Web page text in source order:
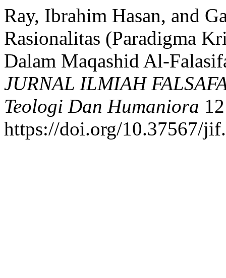
Ray, Ibrahim Hasan, and
Rasionalitas (Paradigma
Dalam Maqashid Al-
JURNAL ILMIAH
Teologi Dan Humaniora
https://doi.org/10.37567/